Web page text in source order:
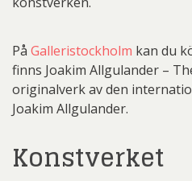
På Galleristockholm kan du
finns Joakim Allgulander –
originalverk av den
Joakim Allgulander.
Konstverket